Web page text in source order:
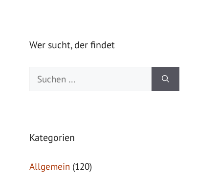
Wer sucht, der findet
Suche
nach:
Kategorien
Allgemein (120)